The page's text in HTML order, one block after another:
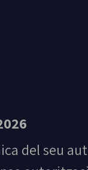
del seu